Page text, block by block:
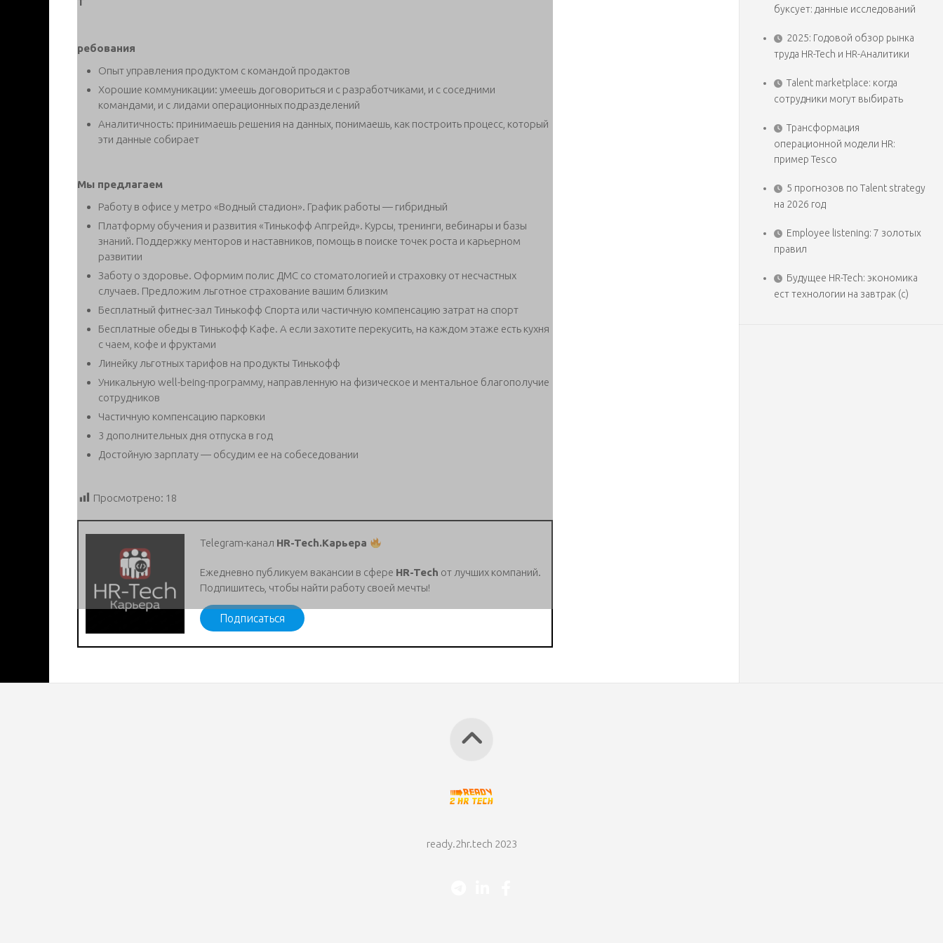
ребования
Опыт управления продуктом с командой продактов
Хорошие коммуникации: умеешь договориться и с разработчиками, и с соседними
командами, и с лидами операционных подразделений
Аналитичность: принимаешь решения на данных, понимаешь, как построить процесс, который
эти данные собирает
Мы предлагаем
Работу в офисе у метро «Водный стадион». График работы — гибридный
Платформу обучения и развития «Тинькофф Апгрейд». Курсы, тренинги, вебинары и базы
знаний. Поддержку менторов и наставников, помощь в поиске точек роста и карьерном
развитии
Заботу о здоровье. Оформим полис ДМС со стоматологией и страховку от несчастных
случаев. Предложим льготное страхование вашим близким
Бесплатный фитнес-зал Тинькофф Спорта или частичную компенсацию затрат на спорт
Бесплатные обеды в Тинькофф Кафе. А если захотите перекусить, на каждом этаже есть кухня
с чаем, кофе и фруктами
Линейку льготных тарифов на продукты Тинькофф
Уникальную well-being-программу, направленную на физическое и ментальное благополучие
сотрудников
Частичную компенсацию парковки
3 дополнительных дня отпуска в год
Достойную зарплату — обсудим ее на собеседовании
Просмотрено: 18
Telegram-канал HR-Tech.Карьера
Ежедневно публикуем вакансии в сфере HR-Tech от лучших компаний.
Подпишитесь, чтобы найти работу своей мечты!
Подписаться
буксует: данные исследований
2025: Годовой обзор рынка
труда HR-Tech и HR-Аналитики
Talent marketplace: когда
сотрудники могут выбирать
Трансформация
операционной модели HR:
пример Tesco
5 прогнозов по Talent strategy
на 2026 год
Employee listening: 7 золотых
правил
Будущее HR-Tech: экономика
ест технологии на завтрак (с)
ready.2hr.tech 2023